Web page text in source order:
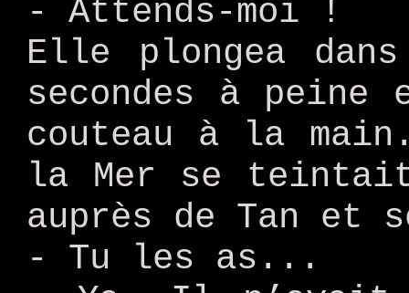
- Attends-moi !
Elle plongea
secondes à
couteau à la
la Mer se
auprès de Tan et
- Tu les as...